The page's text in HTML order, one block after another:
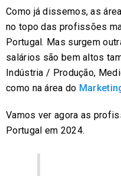
Como já dissemos, as
no topo das profissões
Portugal. Mas surgem
salários são bem altos
Indústria / Produção,
como na área do
Vamos ver agora as
Portugal em 2024.